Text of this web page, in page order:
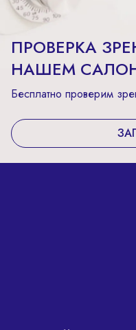
ПРОВЕРКА
НАШЕМ
Бесплатно проверим